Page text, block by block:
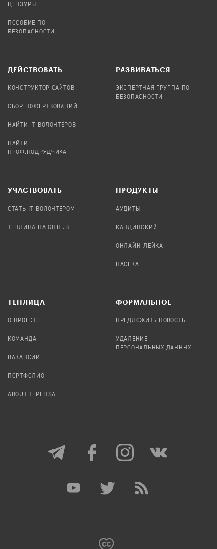
ЦЕНЗУРЫ
ПОСОБИЕ ПО
БЕЗОПАСНОСТИ
ДЕЙСТВОВАТЬ
КОНСТРУКТОР САЙТОВ
СБОР ПОЖЕРТВОВАНИЙ
НАЙТИ IT-ВОЛОНТЕРОВ
НАЙТИ
ПРОФ.ПОДРЯДЧИКА
РАЗВИВАТЬСЯ
ЭКСПЕРТНАЯ ГРУППА ПО
БЕЗОПАСНОСТИ
УЧАСТВОВАТЬ
СТАТЬ IT-ВОЛОНТЕРОМ
ТЕПЛИЦА НА GITHUB
ПРОДУКТЫ
АУДИТЫ
КАНДИНСКИЙ
ОНЛАЙН-ЛЕЙКА
ПАСЕКА
TЕПЛИЦА
О ПРОЕКТЕ
КОМАНДА
ВАКАНСИИ
ПОРТФОЛИО
ABOUT TEPLITSA
ФОРМАЛЬНОЕ
ПРЕДЛОЖИТЬ НОВОСТЬ
УДАЛЕНИЕ
ПЕРСОНАЛЬНЫХ ДАННЫХ